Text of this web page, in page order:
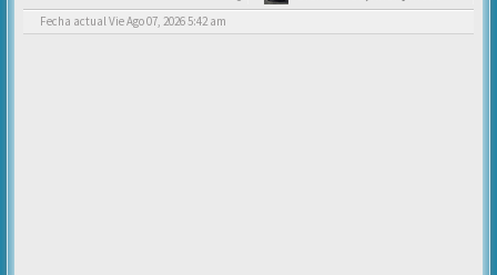
Fecha actual Vie Ago 07, 2026 5:42 am